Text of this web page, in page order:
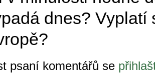
dnes? Vyplatí
psaní komentářů se